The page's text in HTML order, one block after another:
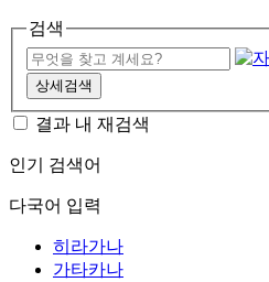
검색
상세검색
결과 내 재검색
인기 검색어
다국어 입력
히라가나
가타카나